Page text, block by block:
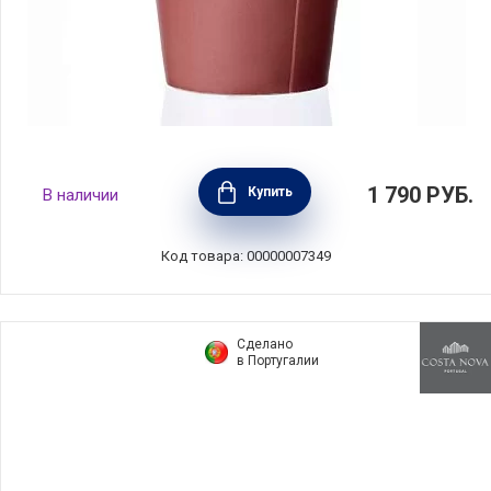
Чайный стакан Andy бордо, 0,32л, Viva
Scandinavia, V70853
В наличии Купить 1 790 РУБ.
Код товара: 00000007349
Сделано
в Португалии